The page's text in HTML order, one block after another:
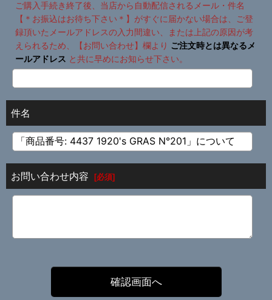
ご購入手続き終了後、当店から自動配信されるメール・件名
【＊お振込はお待ち下さい＊】がすぐに届かない場合は、ご登
録頂いたメールアドレスの入力間違い、または上記の原因が考
えられるため、【お問い合わせ】欄より ご注文時とは異なるメ
ールアドレス と共に早めにお知らせ下さい。
件名
お問い合わせ内容 [必須]
確認画面へ